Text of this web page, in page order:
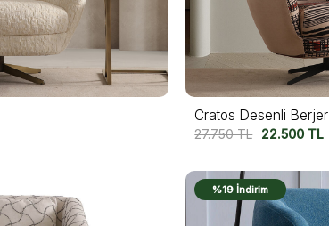
Cratos Desenli Berjer
27.750TL 22.500 TL
%19 İndirim